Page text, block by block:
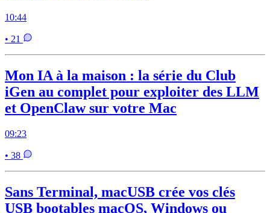
10:44
• 21
Mon IA à la maison : la série du Club
iGen au complet pour exploiter des LLM
et OpenClaw sur votre Mac
09:23
• 38
Sans Terminal, macUSB crée vos clés
USB bootables macOS, Windows ou